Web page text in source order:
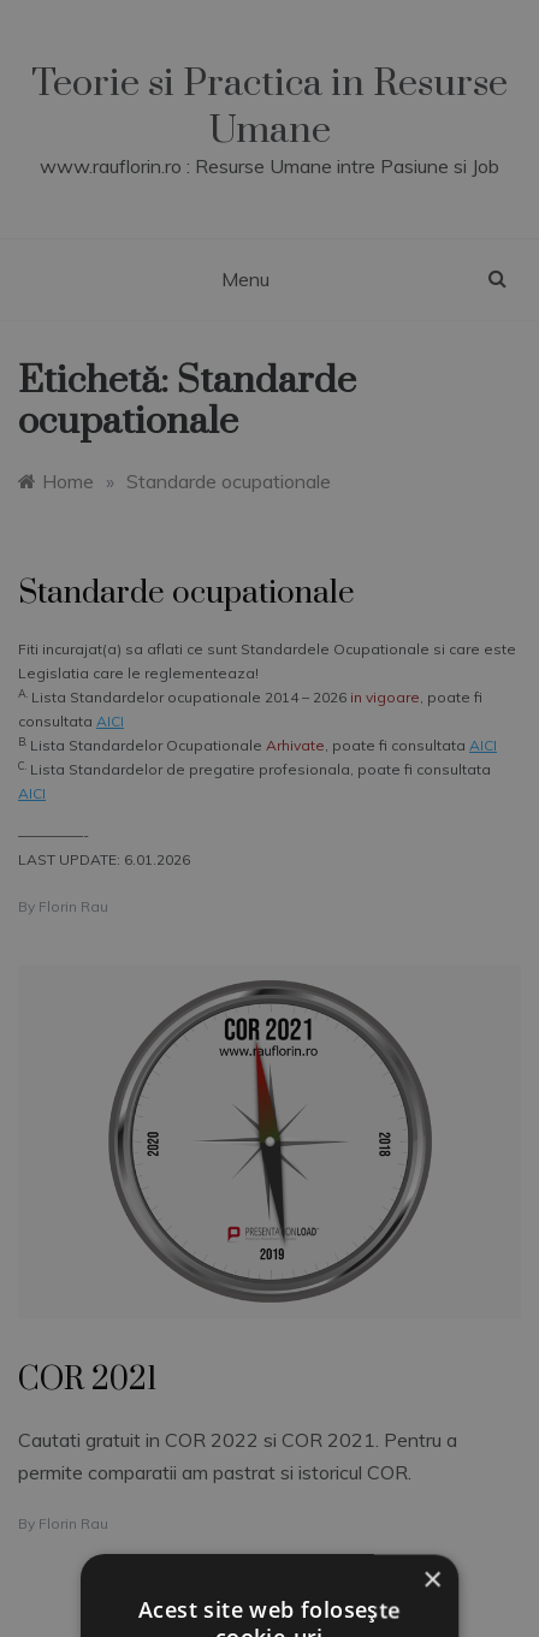
contentTeorie si Practica in Resurse
Umane
www.rauflorin.ro : Resurse Umane intre Pasiune si Job
Menu
Etichetă: Standarde
ocupationale
Home » Standarde ocupationale
Standarde ocupationale
Fiti incurajat(a) sa aflati ce sunt Standardele Ocupationale si care este
Legislatia care le reglementeaza!
A. Lista Standardelor ocupationale 2014 – 2026 in vigoare, poate fi
consultata AICI
B. Lista Standardelor Ocupationale Arhivate, poate fi consultata AICI
C. Lista Standardelor de pregatire profesionala, poate fi consultata
AICI
–––––––––-
LAST UPDATE: 6.01.2026
By Florin Rau
COR 2021
Cautati gratuit in COR 2022 si COR 2021. Pentru a
permite comparatii am pastrat si istoricul COR.
By Florin Rau
×
Acest site web folosește